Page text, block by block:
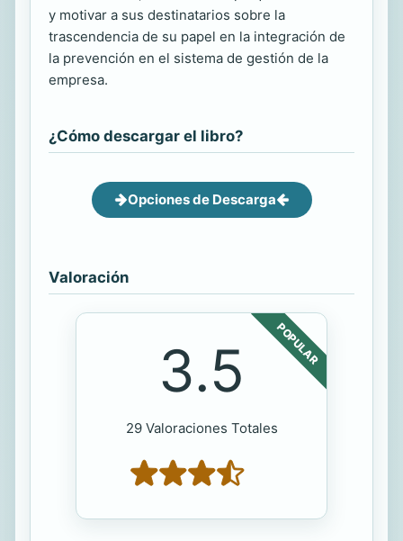
y motivar a sus destinatarios sobre la
trascendencia de su papel en la integración de
la prevención en el sistema de gestión de la
empresa.
¿Cómo descargar el libro?
Opciones de Descarga
Valoración
POPULAR
3.5
29 Valoraciones Totales